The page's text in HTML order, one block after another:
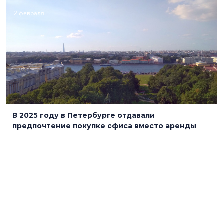
2 февраля
В 2025 году в Петербурге отдавали
предпочтение покупке офиса вместо аренды